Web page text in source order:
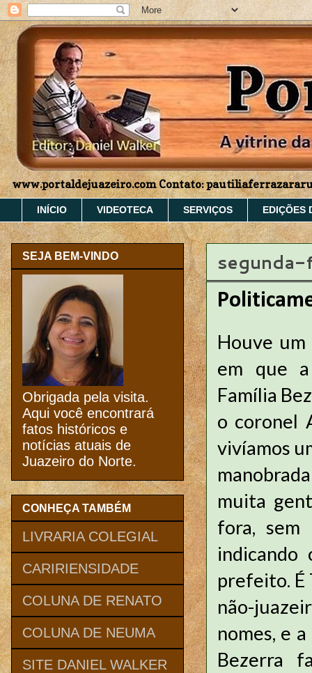
www.portaldejuazeiro.com Contato:
INÍCIO VIDEOTECA SERVIÇOS EDIÇÕES
Houve um
em que a
Família
o coronel
vivíamos
muita
fora, sem
indicando
prefeito. É
não-
nomes, e
Bezerra
SEJA BEM-VINDO
Obrigada pela visita.
Aqui você encontrará
fatos históricos e
notícias atuais de
Juazeiro do Norte.
CONHEÇA TAMBÉM
LIVRARIA COLEGIAL
CARIRIENSIDADE
COLUNA DE RENATO
COLUNA DE NEUMA
SITE DANIEL WALKER